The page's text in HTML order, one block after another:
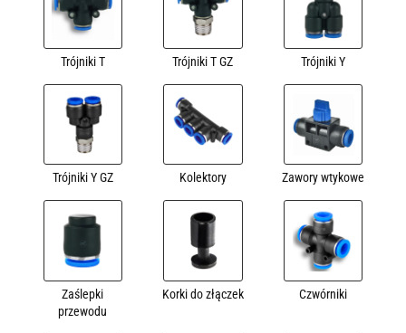
Trójniki T Trójniki T GZ Trójniki Y
Trójniki Y GZ Kolektory Zawory wtykowe
Zaślepki
przewodu
Korki do złączek Czwórniki